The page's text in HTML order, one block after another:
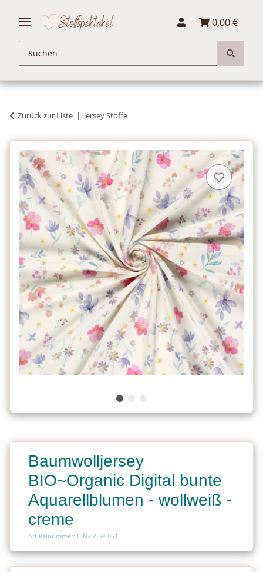
0,00 €
Zurück zur Liste Jersey Stoffe
Baumwolljersey
BIO~Organic Digital bunte
Aquarellblumen - wollweiß -
creme
Artikelnummer: E-N25569-051